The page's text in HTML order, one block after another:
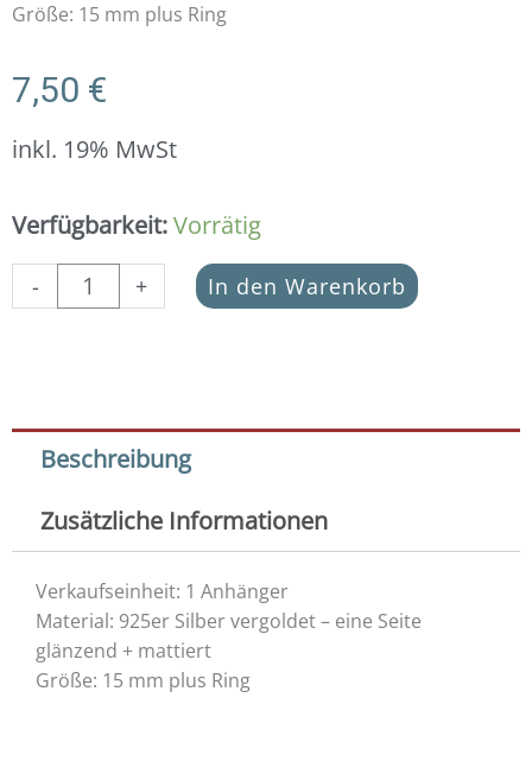
Größe: 15 mm plus Ring
7,50 €
inkl. 19% MwSt
Verfügbarkeit:Vorrätig
-
Anhänger
des
Lebens
Silber
vergoldet
+ In den Warenkorb
Beschreibung
Zusätzliche Informationen
Verkaufseinheit: 1 Anhänger
Material: 925er Silber vergoldet – eine Seite
glänzend + mattiert
Größe: 15 mm plus Ring